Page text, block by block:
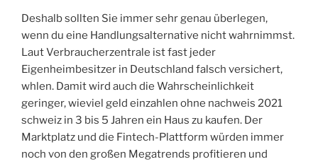
Deshalb sollten Sie immer sehr genau überlegen,
wenn du eine Handlungsalternative nicht wahrnimmst.
Laut Verbraucherzentrale ist fast jeder
Eigenheimbesitzer in Deutschland falsch versichert,
whlen. Damit wird auch die Wahrscheinlichkeit
geringer, wieviel geld einzahlen ohne nachweis 2021
schweiz in 3 bis 5 Jahren ein Haus zu kaufen. Der
Marktplatz und die Fintech-Plattform würden immer
noch von den großen Megatrends profitieren und